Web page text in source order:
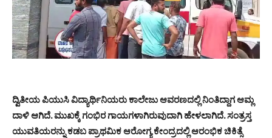
ದ್ವಿತೀಯ ಪಿಯುಸಿ ವಿದ್ಯಾರ್ಥಿನಿಯರು ಕಾಲೇಜು ಆವರಣದಲ್ಲಿ ನಿಂತಿದ್ದಾಗ ಆಮ್ಲ
ದಾಳಿ ಆಗಿದೆ. ಮುಖಕ್ಕೆ ಗಂಭಿರ ಗಾಯಗಳಾಗಿರುವುದಾಗಿ ಹೇಳಲಾಗಿದೆ. ಸಂತ್ರಸ್ತ
ಯುವತಿಯರನ್ನು ಕಡಬ ಪ್ರಾಥಮಿಕ ಆರೋಗ್ಯ ಕೇಂದ್ರದಲ್ಲಿ ಆರಂಭಿಕ ಚಿಕಿತ್ಸೆ